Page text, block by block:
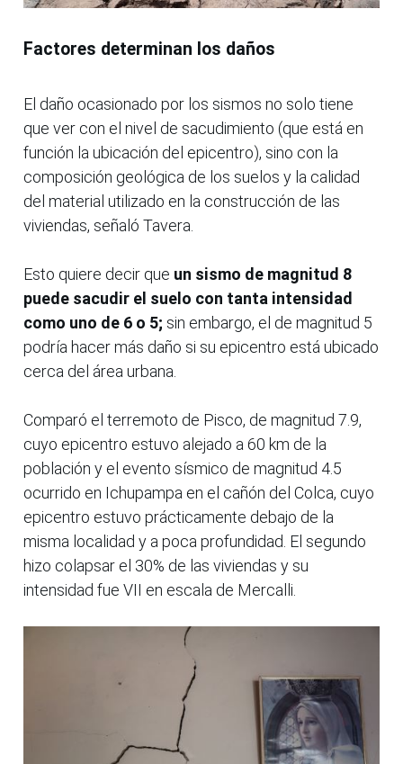
Factores determinan los daños
El daño ocasionado por los sismos no solo tiene
que ver con el nivel de sacudimiento (que está en
función la ubicación del epicentro), sino con la
composición geológica de los suelos y la calidad
del material utilizado en la construcción de las
viviendas, señaló Tavera.
Esto quiere decir que un sismo de magnitud 8
puede sacudir el suelo con tanta intensidad
como uno de 6 o 5; sin embargo, el de magnitud 5
podría hacer más daño si su epicentro está ubicado
cerca del área urbana.
Comparó el terremoto de Pisco, de magnitud 7.9,
cuyo epicentro estuvo alejado a 60 km de la
población y el evento sísmico de magnitud 4.5
ocurrido en Ichupampa en el cañón del Colca, cuyo
epicentro estuvo prácticamente debajo de la
misma localidad y a poca profundidad. El segundo
hizo colapsar el 30% de las viviendas y su
intensidad fue VII en escala de Mercalli.